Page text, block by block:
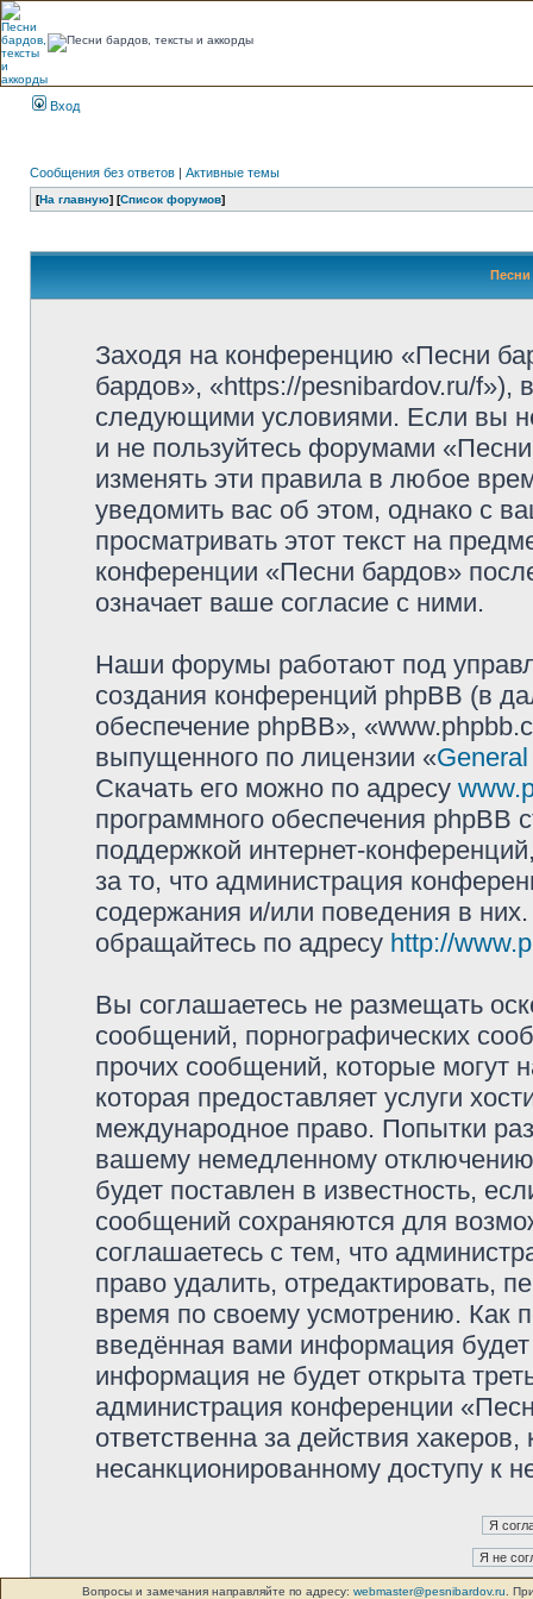
Вход
Сообщения без ответов | Активные темы
[На главную] [Список форумов]
Песни
Заходя на конференцию «Песни
бардов», «https://pesnibardov.ru/f»),
следующими условиями. Если вы
и не пользуйтесь форумами
изменять эти правила в любое
уведомить вас об этом, однако с
просматривать этот текст на
конференции «Песни бардов»
означает ваше согласие с ними.
Наши форумы работают под
создания конференций phpBB (в
обеспечение phpBB»,
выпущенного по лицензии «
Скачать его можно по адресу
программного обеспечения phpBB
поддержкой интернет-
за то, что администрация
содержания и/или поведения в
обращайтесь по адресу http://
Вы соглашаетесь не размещать
сообщений, порнографических
прочих сообщений, которые могут
которая предоставляет услуги
международное право. Попытки
вашему немедленному
будет поставлен в известность,
сообщений сохраняются для
соглашаетесь с тем, что
право удалить, отредактировать,
время по своему усмотрению. Как
введённая вами информация
информация не будет открыта
администрация конференции
ответственна за действия
несанкционированному доступу к
Вопросы и замечания направляйте по адресу: webmaster@pesnibardov.ru .